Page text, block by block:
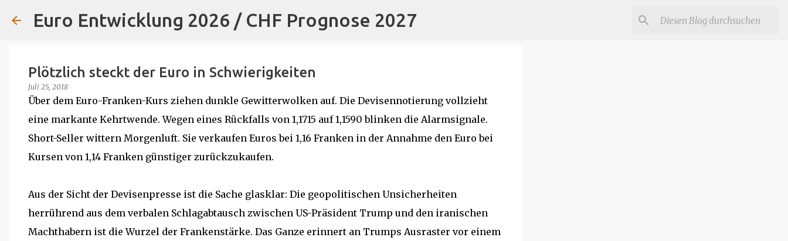
Direkt zum Hauptbereich
Euro Entwicklung 2026 / CHF Prognose 2027
Plötzlich steckt der Euro in Schwierigkeiten
Juli 25, 2018
Über dem Euro-Franken-Kurs ziehen dunkle Gewitterwolken auf. Die Devisennotierung vollzieht
eine markante Kehrtwende. Wegen eines Rückfalls von 1,1715 auf 1,1590 blinken die Alarmsignale.
Short-Seller wittern Morgenluft. Sie verkaufen Euros bei 1,16 Franken in der Annahme den Euro bei
Kursen von 1,14 Franken günstiger zurückzukaufen.
Aus der Sicht der Devisenpresse ist die Sache glasklar: Die geopolitischen Unsicherheiten
herrührend aus dem verbalen Schlagabtausch zwischen US-Präsident Trump und den iranischen
Machthabern ist die Wurzel der Frankenstärke. Das Ganze erinnert an Trumps Ausraster vor einem